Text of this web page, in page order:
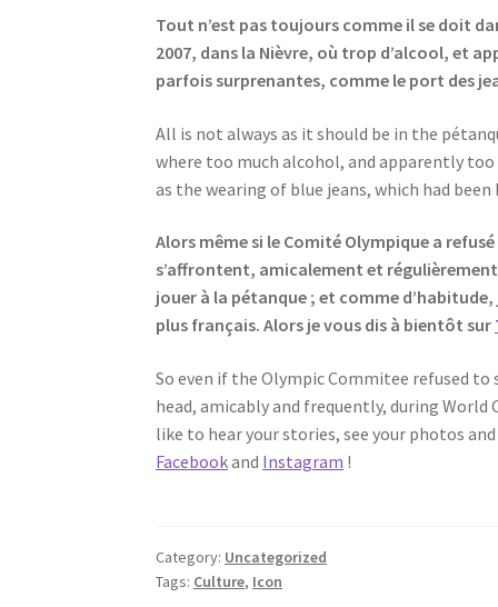
Tout n’est pas toujours comme il se doit
2007, dans la Nièvre, où trop d’alcool, et
parfois surprenantes, comme le port des
All is not always as it should be in the
where too much alcohol, and apparently
as the wearing of blue jeans, which had
Alors même si le Comité Olympique a
s’affrontent, amicalement et
jouer à la pétanque ; et comme
plus français. Alors je vous dis à bientôt sur
So even if the Olympic Commitee refused
head, amicably and frequently, during
like to hear your stories, see your photos
Facebookand Instagram !
Category: Uncategorized
Tags: Culture, Icon